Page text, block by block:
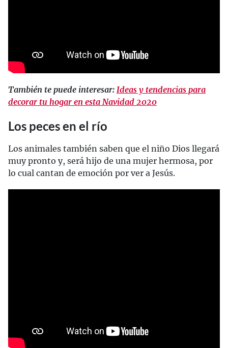
También te puede interesar: Ideas y tendencias para
decorar tu hogar en esta Navidad 2020
Los peces en el río
Los animales también saben que el niño Dios llegará
muy pronto y, será hijo de una mujer hermosa, por
lo cual cantan de emoción por ver a Jesús.